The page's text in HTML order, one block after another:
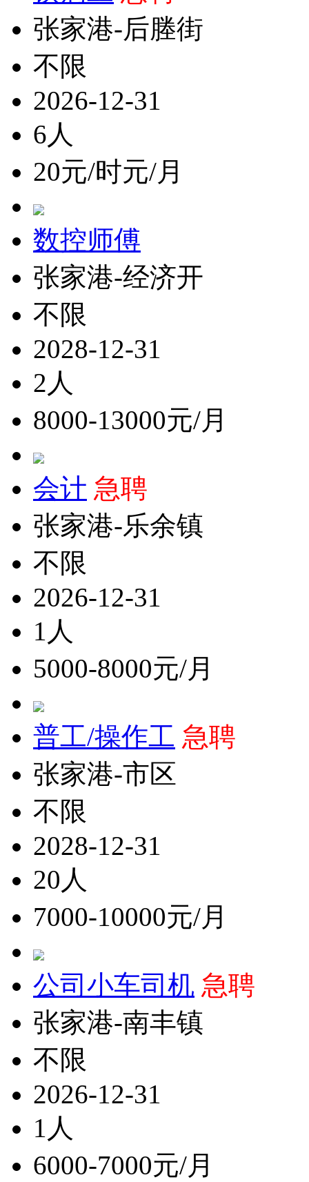
张家港-后塍街
不限
2026-12-31
6人
20元/时元/月
数控师傅
张家港-经济开
不限
2028-12-31
2人
8000-13000元/月
会计 急聘
张家港-乐余镇
不限
2026-12-31
1人
5000-8000元/月
普工/操作工 急聘
张家港-市区
不限
2028-12-31
20人
7000-10000元/月
公司小车司机 急聘
张家港-南丰镇
不限
2026-12-31
1人
6000-7000元/月